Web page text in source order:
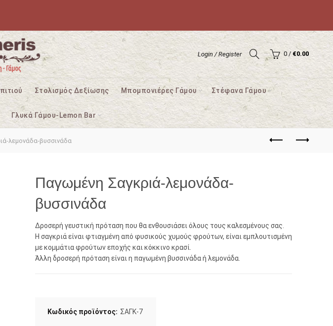
Login / Register 0 / €0.00
Στολισμός Δεξίωσης Μπομπονιέρες Γάμου Στέφανα Γάμου
Γλυκά Γάμου-Lemon Bar
λεμονάδα-βυσσινάδα
Παγωμένη Σαγκριά-λεμονάδα-
βυσσινάδα
Δροσερή γευστική πρόταση που θα ενθουσιάσει όλους τους καλεσμένους σας.
Η σαγκριά είναι φτιαγμένη από φυσικούς χυμούς φρούτων, είναι εμπλουτισμένη
με κομμάτια φρούτων εποχής και κόκκινο κρασί.
Άλλη δροσερή πρόταση είναι η παγωμένη βυσσινάδα ή λεμονάδα.
Κωδικός προϊόντος: ΣΑΓΚ-7